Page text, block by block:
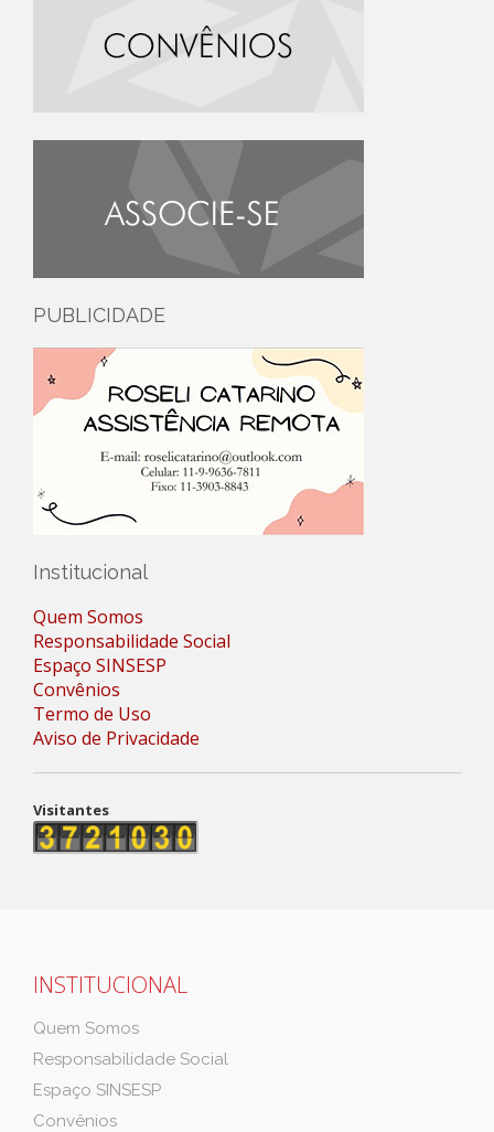
PUBLICIDADE
Institucional
Quem Somos
Responsabilidade Social
Espaço SINSESP
Convênios
Termo de Uso
Aviso de Privacidade
Visitantes
INSTITUCIONAL
Quem Somos
Responsabilidade Social
Espaço SINSESP
Convênios